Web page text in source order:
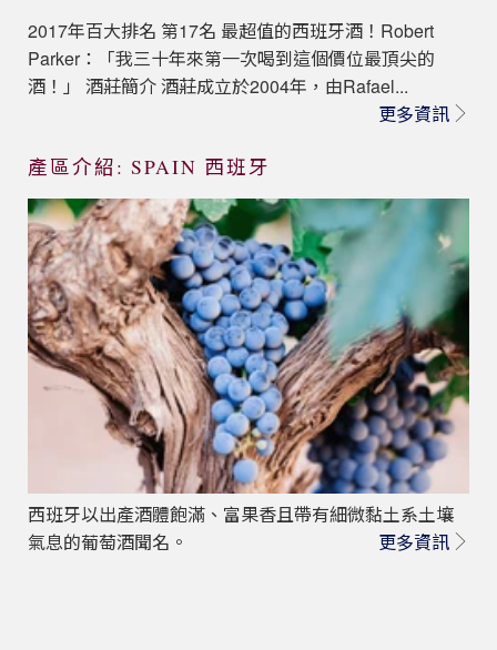
2017年百大排名 第17名 最超值的西班牙酒！Robert
Parker：「我三十年來第一次喝到這個價位最頂尖的
酒！」 酒莊簡介 酒莊成立於2004年，由Rafael...
更多資訊
產區介紹: SPAIN 西班牙
西班牙以出產酒體飽滿、富果香且帶有細微黏土系土壤
氣息的葡萄酒聞名。
更多資訊